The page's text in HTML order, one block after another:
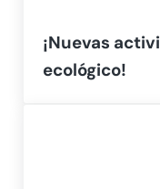
¡Nuevas
ecológico!